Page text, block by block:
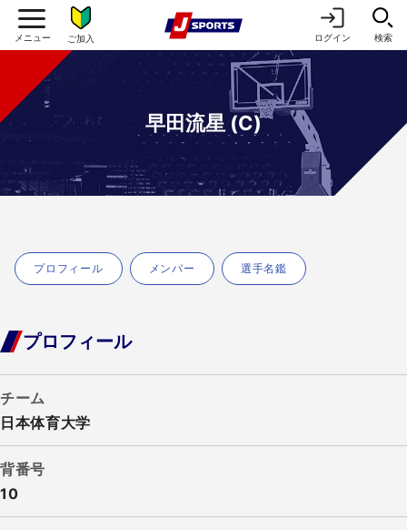
ご加入 ログイン 検索
早田流星 (C)
プロフィール メンバー 選手名鑑
プロフィール
チーム
日本体育大学
背番号
10